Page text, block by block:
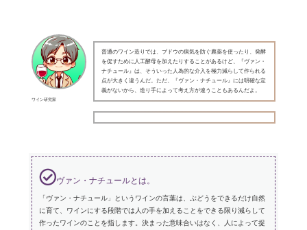
ワイン研究家
普通のワイン造りでは、ブドウの病気を防ぐ農薬を使ったり、発酵
を促すために人工酵母を加えたりすることがあるけど、『ヴァン・
ナチュール』は、そういった人為的な介入を極力減らして作られる
点が大きく違うんだ。ただ、『ヴァン・ナチュール』には明確な定
義がないから、造り手によって考え方が違うこともあるんだよ。
ヴァン・ナチュールとは。
「ヴァン・ナチュール」というワインの言葉は、ぶどうをできるだけ自然
に育て、ワインにする段階では人の手を加えることをできる限り減らして
作ったワインのことを指します。決まった意味合いはなく、人によって捉